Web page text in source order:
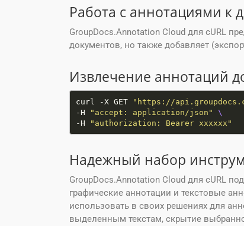
Работа с аннотациями к
GroupDocs.Annotation Cloud для cURL
документов, но также добавляет
Извлечение аннотаций
curl -X GET "https://
-H
"accept: application/json"
-H
"authorization: Bearer xxxxxx"
Надежный набор
GroupDocs.Annotation Cloud для cURL
графические аннотации и текстовые
использовать в своих решениях для
выделенным текстам, скрытие